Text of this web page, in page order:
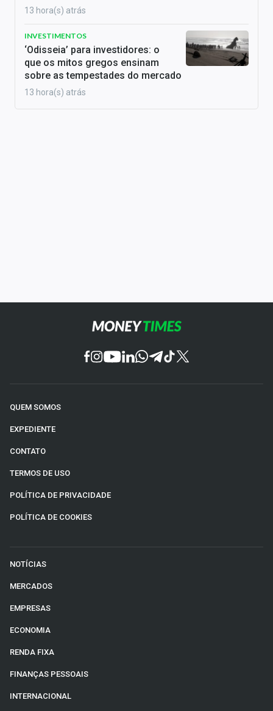
13 hora(s) atrás
INVESTIMENTOS
‘Odisseia’ para investidores: o
que os mitos gregos ensinam
sobre as tempestades do mercado
13 hora(s) atrás
QUEM SOMOS
EXPEDIENTE
CONTATO
TERMOS DE USO
POLÍTICA DE PRIVACIDADE
POLÍTICA DE COOKIES
NOTÍCIAS
MERCADOS
EMPRESAS
ECONOMIA
RENDA FIXA
FINANÇAS PESSOAIS
INTERNACIONAL